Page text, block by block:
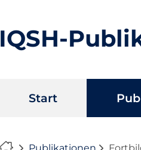
IQSH-
überspringen
Start